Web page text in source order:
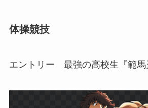
体操競技
エントリー 最強の高校生『範馬